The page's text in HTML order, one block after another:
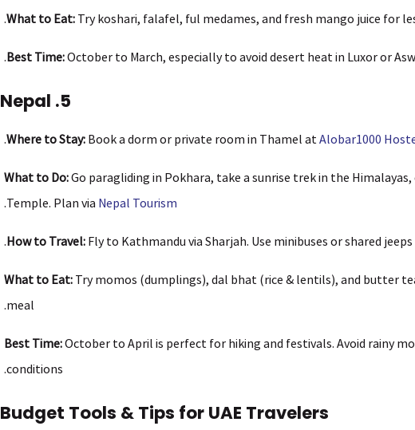
What to Eat: Try koshari, falafel, ful medames, and fresh mango juice for
Best Time:October to March, especially to avoid desert heat in Luxor or
5. Nepal
Where to Stay: Book a dorm or private room in Thamel at Alobar1000
.
What to Do:Go paragliding in Pokhara, take a sunrise trek in the
Temple. Plan via Nepal Tourism
.
How to Travel: Fly to Kathmandu via Sharjah. Use minibuses or shared
What to Eat: Try momos (dumplings), dal bhat (rice & lentils), and butter
meal.
Best Time:October to April is perfect for hiking and festivals. Avoid rainy
conditions.
Budget Tools & Tips for UAE Travelers